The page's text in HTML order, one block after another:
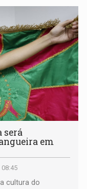
será
em
08:45
cultura do